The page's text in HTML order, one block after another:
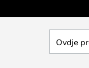
pretražite